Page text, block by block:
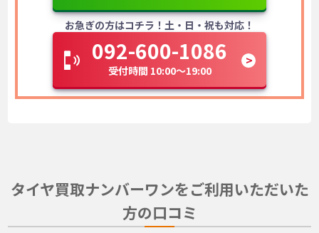
お急ぎの方はコチラ！土・日・祝も対応！
092-600-1086
受付時間 10:00～19:00
タイヤ買取ナンバーワンをご利用いただいた
方の口コミ